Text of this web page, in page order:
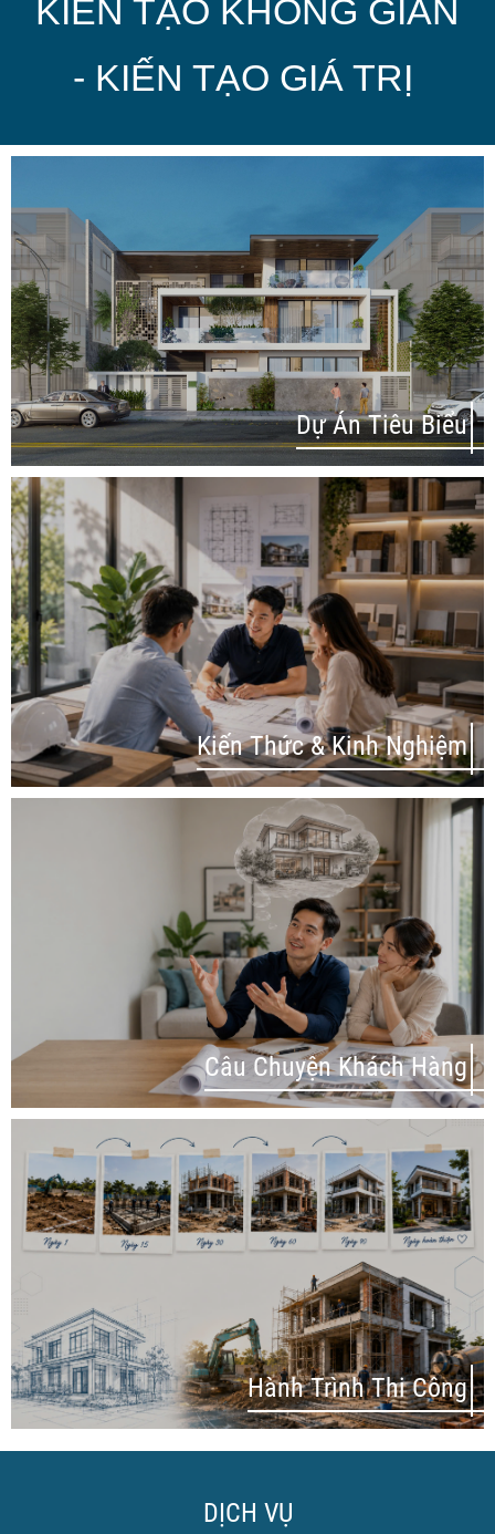
KIẾN TẠO KHÔNG GIAN
- KIẾN TẠO GIÁ TRỊ
Dự Án Tiêu Biểu
Kiến Thức & Kinh Nghiệm
Câu Chuyện Khách Hàng
Hành Trình Thi Công
DỊCH VỤ